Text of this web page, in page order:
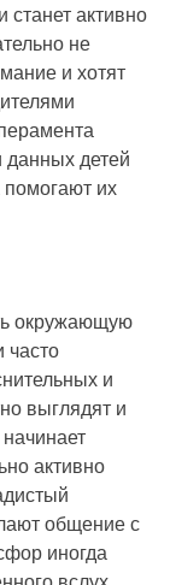
станет активно
не
и хотят
данных детей
помогают их
окружающую
часто
и
выглядят и
активно
общение с
иногда